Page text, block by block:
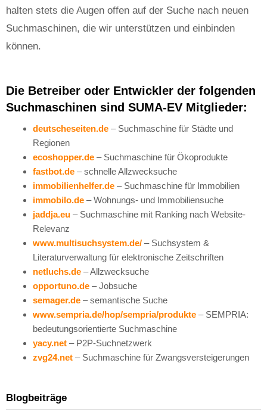
halten stets die Augen offen auf der Suche nach neuen
Suchmaschinen, die wir unterstützen und einbinden
können.
Die Betreiber oder Entwickler der folgenden
Suchmaschinen sind SUMA-EV Mitglieder:
deutscheseiten.de – Suchmaschine für Städte und
Regionen
ecoshopper.de – Suchmaschine für Ökoprodukte
fastbot.de – schnelle Allzwecksuche
immobilienhelfer.de – Suchmaschine für Immobilien
immobilo.de – Wohnungs- und Immobiliensuche
jaddja.eu – Suchmaschine mit Ranking nach Website-
Relevanz
www.multisuchsystem.de/ – Suchsystem &
Literaturverwaltung für elektronische Zeitschriften
netluchs.de – Allzwecksuche
opportuno.de – Jobsuche
semager.de – semantische Suche
www.sempria.de/hop/sempria/produkte – SEMPRIA:
bedeutungsorientierte Suchmaschine
yacy.net – P2P-Suchnetzwerk
zvg24.net – Suchmaschine für Zwangsversteigerungen
Blogbeiträge